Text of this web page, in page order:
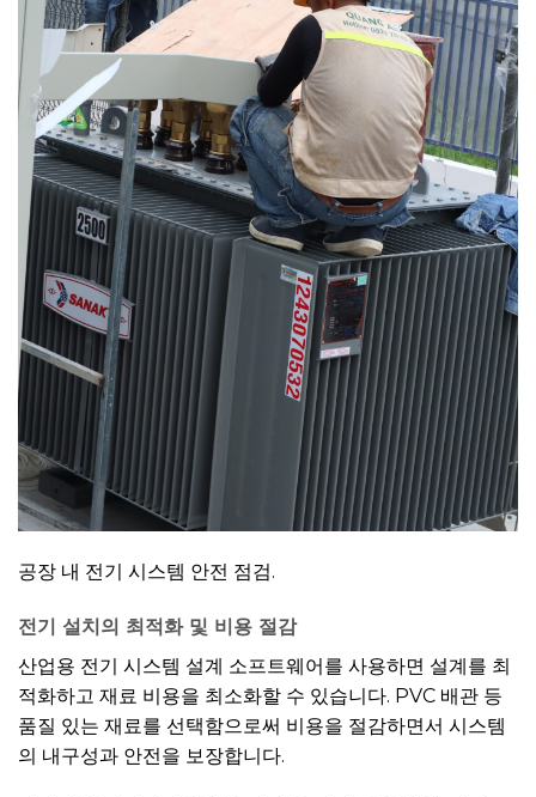
공장 내 전기 시스템 안전 점검.
전기 설치의 최적화 및 비용 절감
산업용 전기 시스템 설계 소프트웨어를 사용하면 설계를 최
적화하고 재료 비용을 최소화할 수 있습니다. PVC 배관 등
품질 있는 재료를 선택함으로써 비용을 절감하면서 시스템
의 내구성과 안전을 보장합니다.